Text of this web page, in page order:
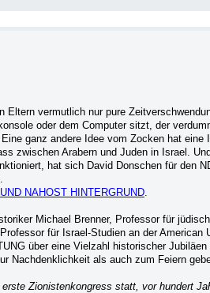
Eltern vermutlich nur pure
oder dem Computer sitzt, der
ganz andere Idee vom Zocken hat
zwischen Arabern und Juden in Israel.
hat sich David Donschen für den
NAHOST HINTERGRUND.
Michael Brenner, Professor für
für Israel-Studien an der American
über eine Vielzahl historischer
Nachdenklichkeit als auch zum Feiern
Zionistenkongress statt, vor hundert